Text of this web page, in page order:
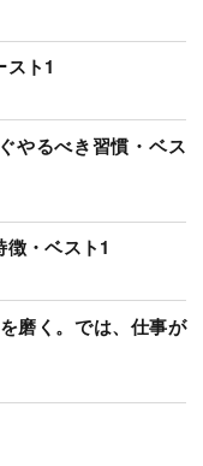
スト1
やるべき習慣・ベス
・ベスト1
磨く。では、仕事が